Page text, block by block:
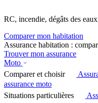
RC, incendie, dégâts des
Comparer mon habitation
Assurance habitation :
Trouver mon assurance
Moto
Comparer et choisir
assurance moto
Situations particulières